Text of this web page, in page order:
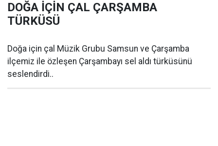
DOĞA İÇİN ÇAL ÇARŞAMBA
TÜRKÜSÜ
Doğa için çal Müzik Grubu Samsun ve Çarşamba
ilçemiz ile özleşen Çarşambayı sel aldı türküsünü
seslendirdi..